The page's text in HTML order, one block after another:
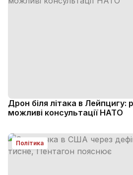
Дрон біля літака в Лейпцигу:
можливі консультації НАТО
Політика